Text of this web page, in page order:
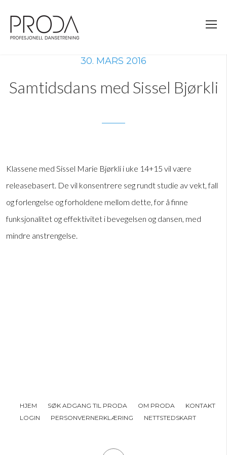
sidens
hovedinnhold
30. MARS 2016
Samtidsdans med Sissel Bjørkli
Klassene med Sissel Marie Bjørkli i uke 14+15 vil være
releasebasert. De vil konsentrere seg rundt studie av vekt, fall
og forlengelse og forholdene mellom dette, for å finne
funksjonalitet og effektivitet i bevegelsen og dansen, med
mindre anstrengelse.
HJEM SØK ADGANG TIL PRODA OM PRODA
KONTAKT
LOGIN
PERSONVERNERKLÆRING NETTSTEDSKART